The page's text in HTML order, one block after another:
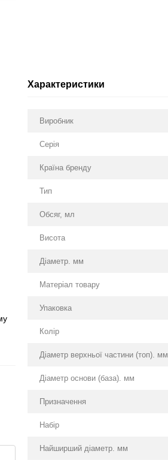
Характеристики
Виробник
Серія
Країна бренду
Тип
Обсяг, мл
Висота
Діаметр. мм
Матеріал товару
Упаковка
Колір
Діаметр верхньої частини (топ). мм
Діаметр основи (база). мм
Призначення
Набір
Найширший діаметр. мм